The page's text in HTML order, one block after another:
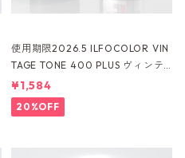
使用期限2026.5 ILFOCOLOR VIN
TAGE TONE 400 PLUS ヴィンテ
ージトーン 35mmフィルム 24枚
撮り (K026)
¥1,584
20%OFF